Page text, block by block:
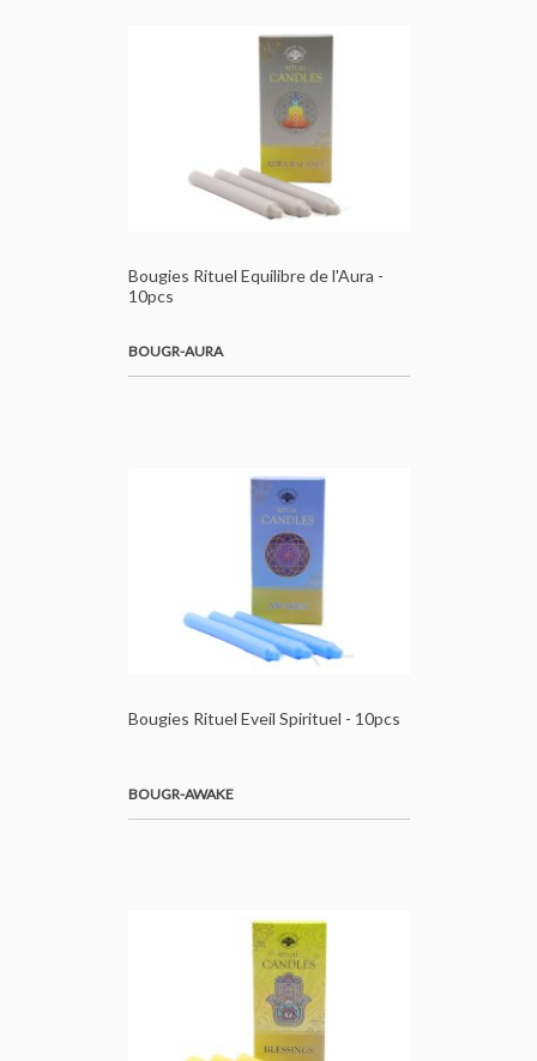
Bougies Rituel Equilibre de l'Aura -
10pcs
BOUGR-AURA
Bougies Rituel Eveil Spirituel - 10pcs
BOUGR-AWAKE